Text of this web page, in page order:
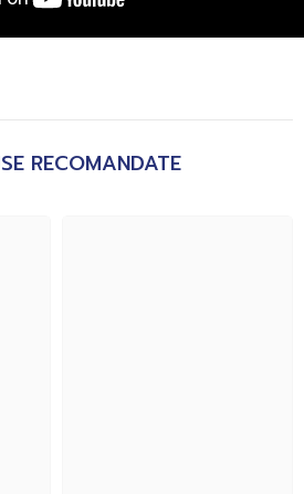
RECOMANDATE